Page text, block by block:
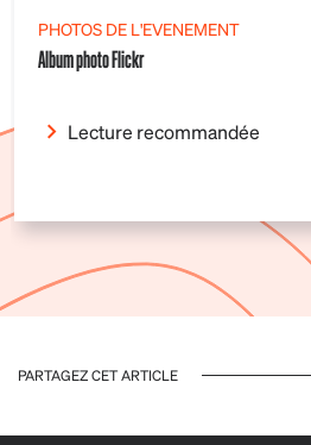
PHOTOS DE L'EVENEMENT
Album photo Flickr
Lecture recommandée
PARTAGEZ CET ARTICLE